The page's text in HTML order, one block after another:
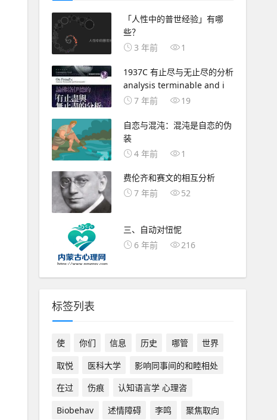
「人性中的普世经验」有哪
些？
3 年前
1
1937C 有止尽与无止尽的分析
analysis terminable and i
7 年前
19
自恋与混沌：混沌是自恋的伪
装
4 年前
1
费伦齐和赛文的相互分析
7 年前
52
三、自动对忸怩
6 年前
216
标签列表
使 你们 信息 历史 哪管
世界
取悦
医科大学
影响同事间的和睦相处
在过
伤痕
认知语言学 心理咨
Biobehav
述情障碍 李鸣
聚焦取向